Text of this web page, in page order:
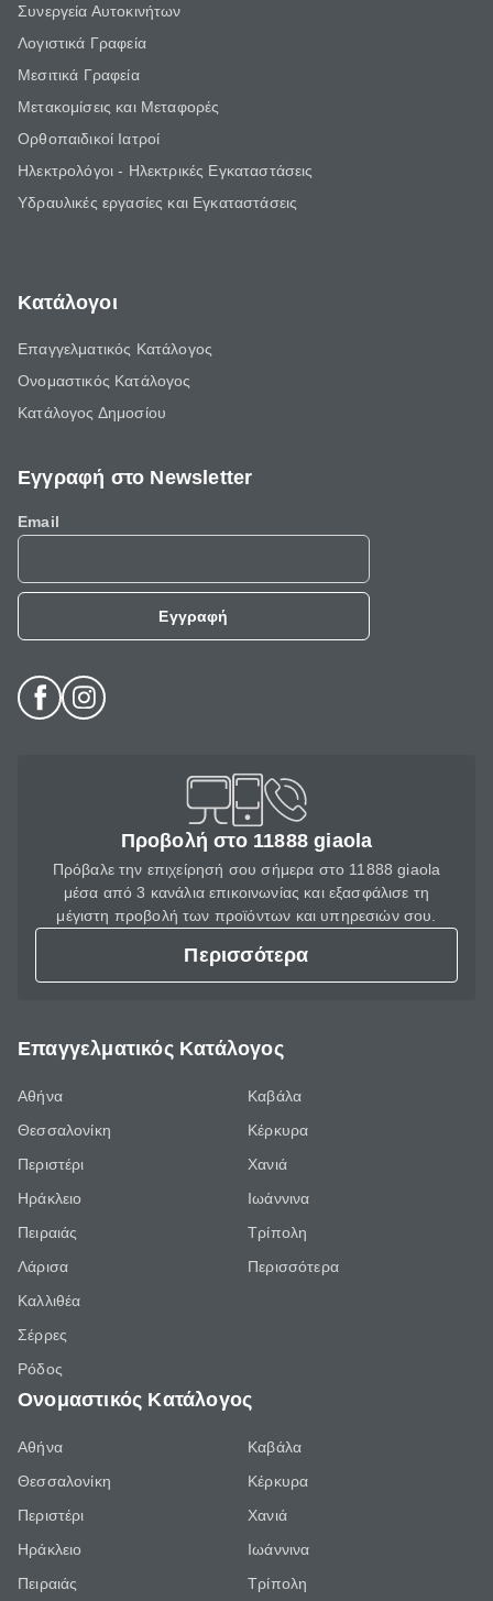
Συνεργεία Αυτοκινήτων
Λογιστικά Γραφεία
Μεσιτικά Γραφεία
Μετακομίσεις και Μεταφορές
Ορθοπαιδικοί Ιατροί
Ηλεκτρολόγοι - Ηλεκτρικές Εγκαταστάσεις
Υδραυλικές εργασίες και Εγκαταστάσεις
Κατάλογοι
Επαγγελματικός Κατάλογος
Ονομαστικός Κατάλογος
Κατάλογος Δημοσίου
Εγγραφή στο Newsletter
Email
Εγγραφή
Προβολή στο 11888 giaola
Πρόβαλε την επιχείρησή σου σήμερα στο 11888 giaola
μέσα από 3 κανάλια επικοινωνίας και εξασφάλισε τη
μέγιστη προβολή των προϊόντων και υπηρεσιών σου.
Περισσότερα
Επαγγελματικός Κατάλογος
Αθήνα
Θεσσαλονίκη
Περιστέρι
Ηράκλειο
Πειραιάς
Λάρισα
Καλλιθέα
Σέρρες
Ρόδος
Καβάλα
Κέρκυρα
Χανιά
Ιωάννινα
Τρίπολη
Περισσότερα
Ονομαστικός Κατάλογος
Αθήνα
Θεσσαλονίκη
Περιστέρι
Ηράκλειο
Πειραιάς
Καβάλα
Κέρκυρα
Χανιά
Ιωάννινα
Τρίπολη